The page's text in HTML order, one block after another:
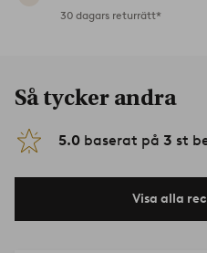
30 dagars returrätt*
Så tycker andra
5.0 baserat på 3 st
Visa alla